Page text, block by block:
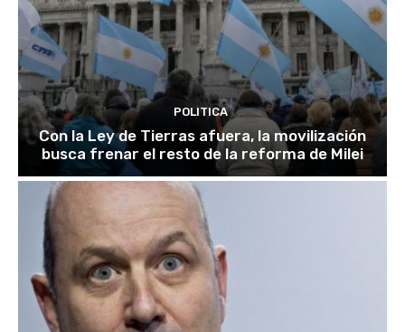
POLITICA
Con la Ley de Tierras afuera, la movilización
busca frenar el resto de la reforma de Milei